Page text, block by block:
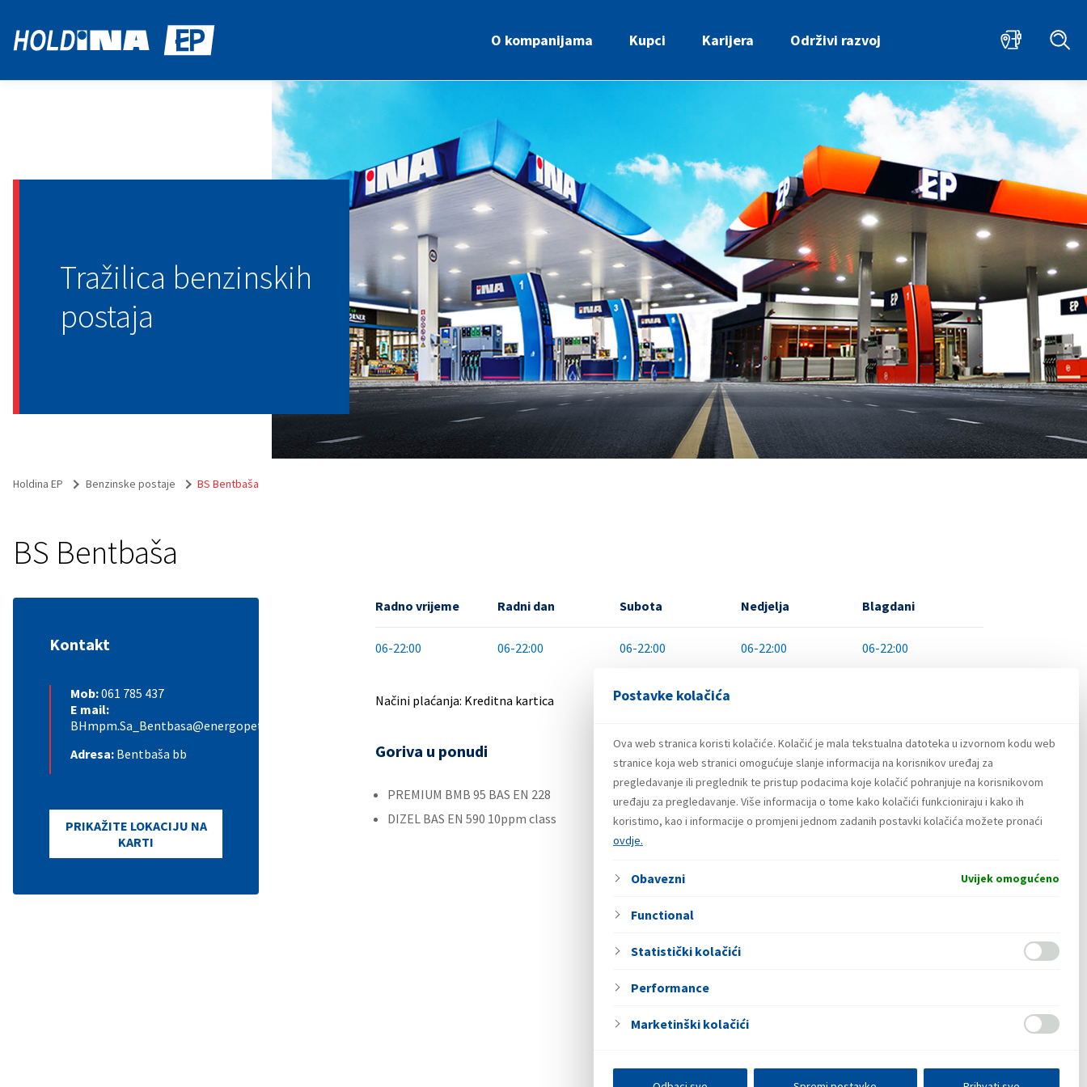
Postavke kolačića
Ova web stranica koristi kolačiće. Kolačić je mala tekstualna datoteka u izvornom kodu web
stranice koja web stranici omogućuje slanje informacija na korisnikov uređaj za
pregledavanje ili preglednik te pristup podacima koje kolačić pohranjuje na korisnikovom
uređaju za pregledavanje. Više informacija o tome kako kolačići funkcioniraju i kako ih
koristimo, kao i informacije o promjeni jednom zadanih postavki kolačića možete pronaći
ovdje.
Obavezni Uvijek omogućeno
Functional
Statistički kolačići
Performance
Marketinški kolačići
O kompanijama Kupci Karijera Održivi razvoj
Tražilica benzinskih
postaja
Holdina EP Benzinske postaje BS Bentbaša
BS Bentbaša
Kontakt
Mob:061 785 437
E mail:
BHmpm.Sa_Bentbasa@energopetrol.ba
Adresa: Bentbaša bb
PRIKAŽITE LOKACIJU NA
KARTI
Radno vrijeme Radni dan Subota Nedjelja Blagdani
06-22:00 06-22:00 06-22:00 06-22:00 06-22:00
Načini plaćanja: Kreditna kartica
Goriva u ponudi
PREMIUM BMB 95 BAS EN 228
DIZEL BAS EN 590 10ppm class
Ostalo
Roba široke potrošnje
Maziva
Usluge